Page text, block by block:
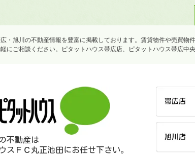
・旭川の不動産情報を豊富に掲載しております。賃貸物件や売買
にご相談ください。ピタットハウス帯広店、ピタットハウス帯広
不動産は
スＦＣ丸正池田にお任せ下さい。